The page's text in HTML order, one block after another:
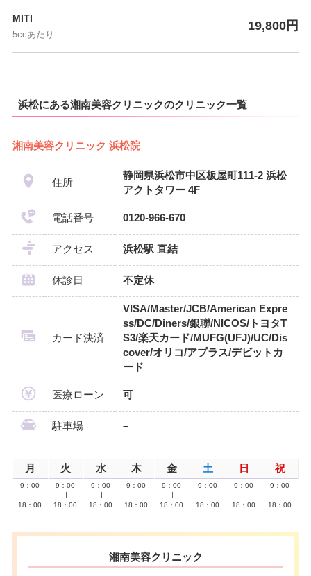
MITI
5ccあたり
19,800円
浜松にある湘南美容クリニックのクリニック一覧
湘南美容クリニック 浜松院
住所
静岡県浜松市中区板屋町111-2 浜松
アクトタワー 4F
電話番号 0120-966-670
アクセス 浜松駅 直結
休診日 不定休
カード決済
VISA/Master/JCB/American Expre
ss/DC/Diners/銀聯/NICOS/トヨタT
S3/楽天カード/MUFG(UFJ)/UC/Dis
cover/オリコ/アプラス/デビットカ
ード
医療ローン 可
駐車場 –
月 火 水 木 金 土 日 祝
9：00
18：00
9：00
18：00
9：00
18：00
9：00
18：00
9：00
18：00
9：00
18：00
9：00
18：00
9：00
18：00
湘南美容クリニック